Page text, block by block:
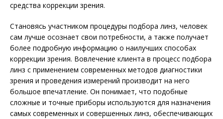
средства коррекции зрения.
Становясь участником процедуры подбора линз, человек
сам лучше осознает свои потребности, а также получает
более подробную информацию о наилучших способах
коррекции зрения. Вовлечение клиента в процесс подбора
линз с применением современных методов диагностики
зрения и проведения измерений производит на него
большое впечатление. Он понимает, что подобные
сложные и точные приборы используются для назначения
самых современных и совершенных линз, обеспечивающих